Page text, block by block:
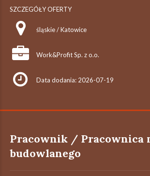
SZCZEGÓŁY OFERTY
śląskie / Katowice
Work&Profit Sp. z o.o.
Data dodania: 2026-07-19
Pracownik / Pracownica
budowlanego